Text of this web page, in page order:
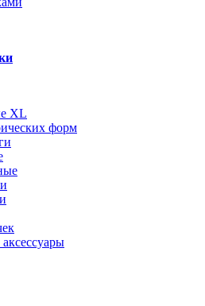
XL
форм